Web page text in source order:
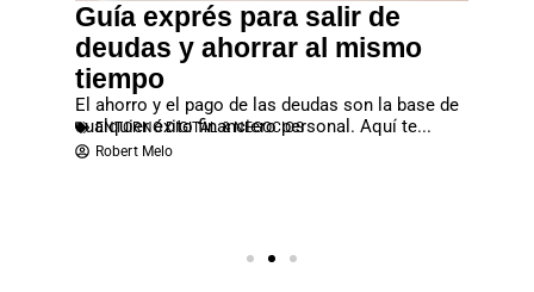
Guía exprés para salir de
deudas y ahorrar al mismo
tiempo
El ahorro y el pago de las deudas son la base de
cualquier éxito financiero personal. Aquí te...
ENTORNO DIGITAL & NEGOCIOS
Robert Melo